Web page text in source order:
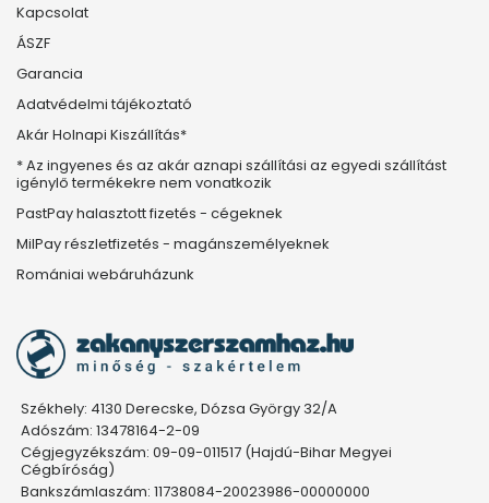
Kapcsolat
ÁSZF
Garancia
Adatvédelmi tájékoztató
Akár Holnapi Kiszállítás*
* Az ingyenes és az akár aznapi szállítási az egyedi szállítást
igénylő termékekre nem vonatkozik
PastPay halasztott fizetés - cégeknek
MilPay részletfizetés - magánszemélyeknek
Romániai webáruházunk
Székhely: 4130 Derecske, Dózsa György 32/A
Adószám: 13478164-2-09
Cégjegyzékszám: 09-09-011517 (Hajdú-Bihar Megyei
Cégbíróság)
Bankszámlaszám: 11738084-20023986-00000000